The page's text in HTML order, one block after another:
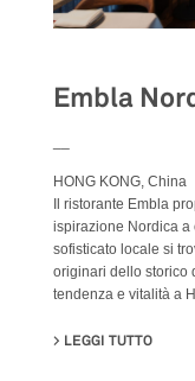
Embla
HONG KONG, China
Il ristorante Embla
ispirazione Nordica a
sofisticato locale si
originari dello storico
tendenza e vitalità a
LEGGI TUTTO